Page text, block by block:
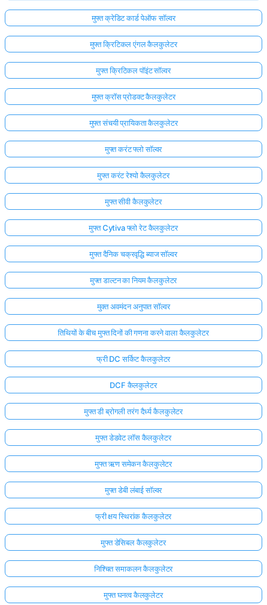
मुफ्त क्रेडिट कार्ड पेऑफ सॉल्वर
मुफ्त क्रिटिकल एंगल कैलकुलेटर
मुफ्त क्रिटिकल पॉइंट सॉल्वर
मुफ्त क्रॉस प्रोडक्ट कैलकुलेटर
मुफ्त संचयी प्रायिकता कैलकुलेटर
मुफ्त करंट फ्लो सॉल्वर
मुफ्त करंट रेश्यो कैलकुलेटर
मुफ्त सीवी कैलकुलेटर
मुफ्त Cytiva फ्लो रेट कैलकुलेटर
मुफ्त दैनिक चक्रवृद्धि ब्याज सॉल्वर
मुफ्त डाल्टन का नियम कैलकुलेटर
मुक्त अवमंदन अनुपात सॉल्वर
तिथियों के बीच मुफ्त दिनों की गणना करने वाला कैलकुलेटर
फ्री DC सर्किट कैलकुलेटर
DCF कैलकुलेटर
मुफ्त डी ब्रोगली तरंग दैर्ध्य कैलकुलेटर
मुफ्त डेडवेट लॉस कैलकुलेटर
मुफ्त ऋण समेकन कैलकुलेटर
मुफ्त डेबी लंबाई सॉल्वर
फ्री क्षय स्थिरांक कैलकुलेटर
मुफ्त डेसिबल कैलकुलेटर
निश्चित समाकलन कैलकुलेटर
मुफ्त घनत्व कैलकुलेटर